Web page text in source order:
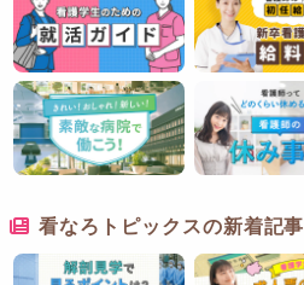
看なろトピックスの新着記事